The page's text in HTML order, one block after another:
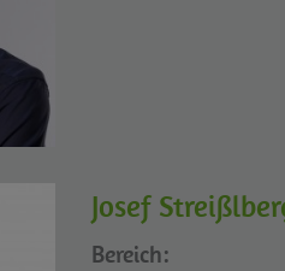
Josef
Bereich: